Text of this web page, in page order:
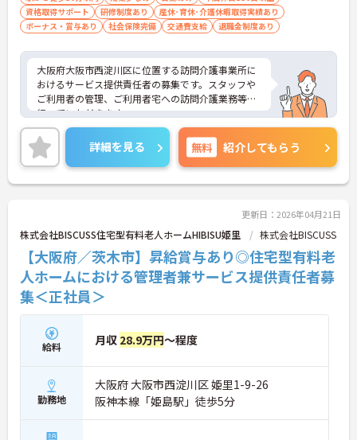
資格取得サポート
研修制度あり
産休･育休･介護休暇取得実績あり
ボーナス・賞与あり
社会保険完備 交通費支給 退職金制度あり
大阪府大阪市西淀川区に位置する訪問介護事業所に
おけるサービス提供責任者の募集です。スタッフや
ご利用者の管理、ご利用者宅への訪問介護業務等を
行っていただきます。
資格取得支援制度があり、働きながらスキルアップ
が目指せます。ご利用者やスタッフなどどんな方と
も円滑にコミュニケーションをとれる方を募集して
います。
ご興味のある方には、面接対策ポイントなど、さら
に詳細をお話しいたしますのでお気軽にご相談くだ
さい！
詳細を見る 無料 紹介してもらう
更新日：2026年04月21日
株式会社BISCUSS住宅型有料老人ホームHIBISU姫里 株式会社BISCUSS
【大阪府／茨木市】昇給賞与あり◎住宅型有料老
人ホームにおける管理者兼サービス提供責任者募
集＜正社員＞
給料 月収 28.9万円～程度
勤務地
大阪府 大阪市西淀川区 姫里1-9-26
阪神本線「姫島駅」徒歩5分